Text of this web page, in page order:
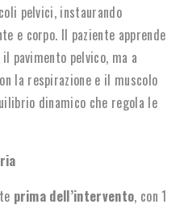
pelvici, instaurando
e corpo. Il paziente apprende
pavimento pelvico, ma a
la respirazione e il muscolo
dinamico che regola le
prima dell’intervento, con 1